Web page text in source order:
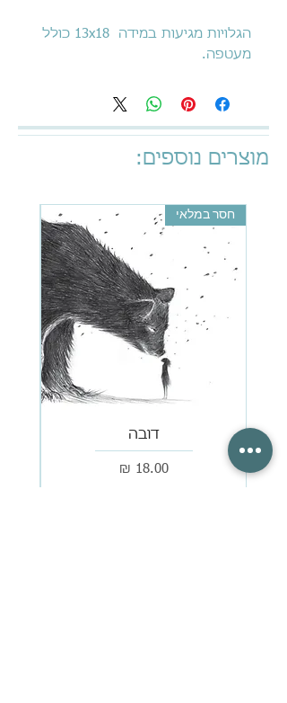
הגלויות מגיעות במידה 13x18 כולל
מעטפה.
מוצרים נוספים:
חסר במלאי
דובה
מחיר‏18.00 ‏₪